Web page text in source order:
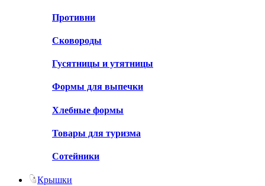
Противни
Сковороды
Гусятницы и утятницы
Формы для выпечки
Хлебные формы
Товары для туризма
Сотейники
Крышки